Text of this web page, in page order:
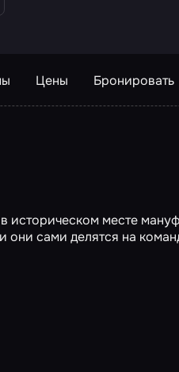
Цены Бронировать
историческом месте
они сами делятся на